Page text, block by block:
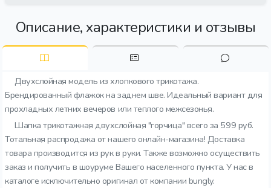
Описание, характеристики и отзывы
Двухслойная модель из хлопкового трикотажа.
Брендированный флажок на заднем шве. Идеальный вариант для
прохладных летних вечеров или теплого межсезонья.
Шапка трикотажная двухслойная "горчица" всего за 599 руб.
Тотальная распродажа от нашего онлайн-магазина! Доставка
товара производится из рук в руки. Также возможно осуществить
заказ и получить в шоуруме Вашего населенного пункта. У нас в
каталоге исключительно оригинал от компании bungly.